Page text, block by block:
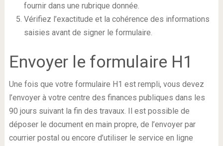
fournir dans une rubrique donnée.
Vérifiez l’exactitude et la cohérence des informations
saisies avant de signer le formulaire.
Envoyer le formulaire H1
Une fois que votre formulaire H1 est rempli, vous devez
l’envoyer à votre centre des finances publiques dans les
90 jours suivant la fin des travaux. Il est possible de
déposer le document en main propre, de l’envoyer par
courrier postal ou encore d’utiliser le service en ligne